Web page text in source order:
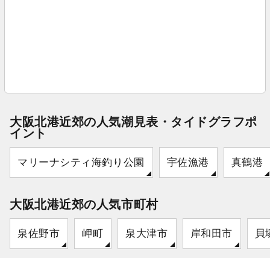
大阪北港近郊の人気潮見表・タイドグラフポ
イント
マリーナシティ海釣り公園 宇佐漁港 真鶴港
大阪北港近郊の人気市町村
泉佐野市 岬町 泉大津市 岸和田市 貝